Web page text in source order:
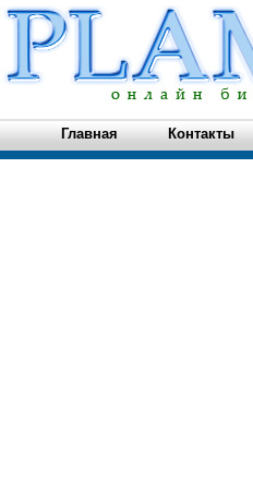
Главная Контакты